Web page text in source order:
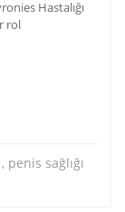
Hastalığı
rol
, penis sağlığı